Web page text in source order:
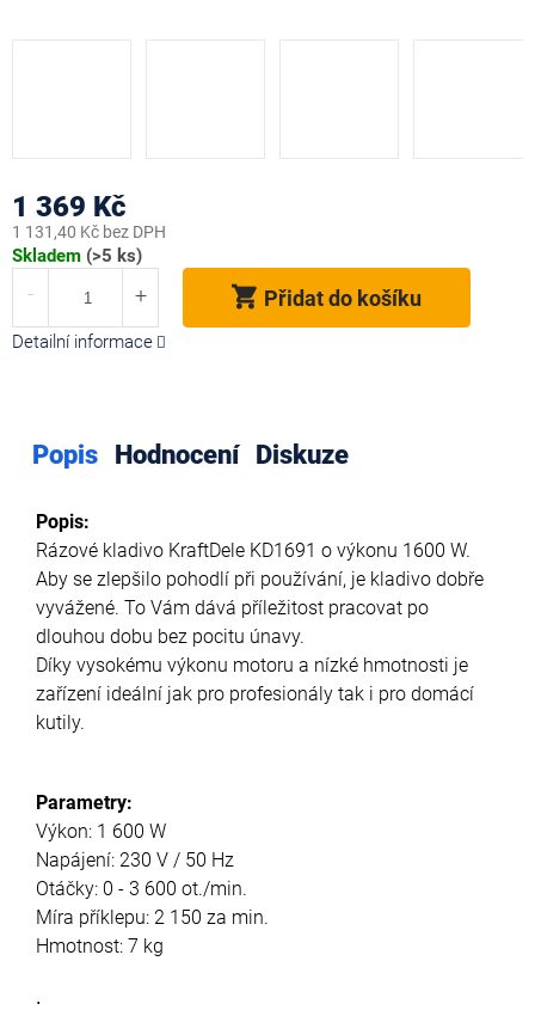
1 369 Kč
1 131,40 Kč bez DPH
Měrná
Skladem (>5 ks)
Přidat do košíku
Detailní informace
Popis Hodnocení Diskuze
Popis:
Rázové kladivo KraftDele KD1691 o výkonu 1600 W.
Aby se zlepšilo pohodlí při používání, je kladivo dobře
vyvážené. To Vám dává příležitost pracovat po
dlouhou dobu bez pocitu únavy.
Díky vysokému výkonu motoru a nízké hmotnosti je
zařízení ideální jak pro profesionály tak i pro domácí
kutily.
Parametry:
Výkon: 1 600 W
Napájení: 230 V / 50 Hz
Otáčky: 0 - 3 600 ot./min.
Míra příklepu: 2 150 za min.
Hmotnost: 7 kg
.